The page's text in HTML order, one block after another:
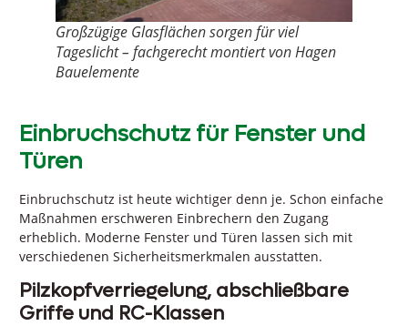
Großzügige Glasflächen sorgen für viel
Tageslicht – fachgerecht montiert von Hagen
Bauelemente
Einbruchschutz für Fenster und
Türen
Einbruchschutz ist heute wichtiger denn je. Schon einfache
Maßnahmen erschweren Einbrechern den Zugang
erheblich. Moderne Fenster und Türen lassen sich mit
verschiedenen Sicherheitsmerkmalen ausstatten.
Pilzkopfverriegelung, abschließbare
Griffe und RC-Klassen